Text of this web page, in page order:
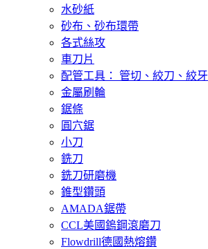
水砂紙
砂布、砂布環帶
各式絲攻
車刀片
配管工具： 管切、絞刀、絞牙
金屬刷輪
鋸條
圓穴鋸
小刀
銑刀
銑刀研磨機
錐型鑽頭
AMADA鋸帶
CCL美國鎢鋼滾磨刀
Flowdrill德國熱熔鑽